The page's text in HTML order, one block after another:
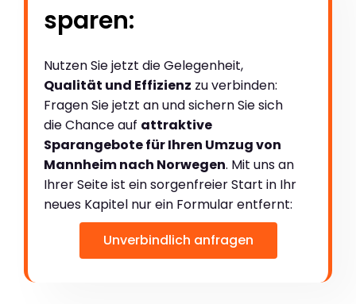
sparen:
Nutzen Sie jetzt die Gelegenheit,
Qualität und Effizienz zu verbinden:
Fragen Sie jetzt an und sichern Sie sich
die Chance auf attraktive
Sparangebote für Ihren Umzug von
Mannheim nach Norwegen. Mit uns an
Ihrer Seite ist ein sorgenfreier Start in Ihr
neues Kapitel nur ein Formular entfernt:
Unverbindlich anfragen